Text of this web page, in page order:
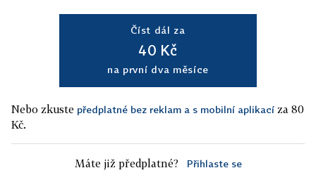
Číst dál za
40 Kč
na první dva měsíce
Nebo zkuste předplatné bez reklam a s mobilní aplikací za 80
Kč.
Máte již předplatné? Přihlaste se